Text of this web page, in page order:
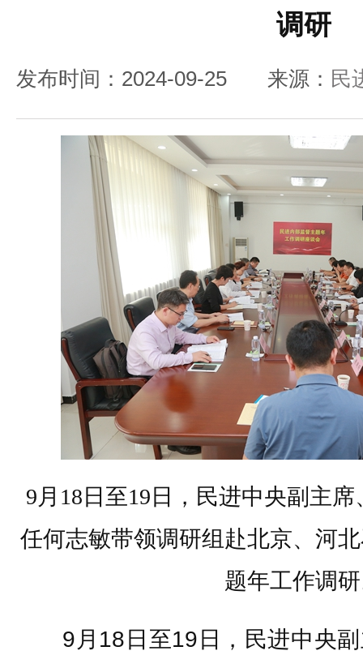
调研
发布时间：2024-09-25 来源： 民
9月18日至19日，民进中央副主
任何志敏带领调研组赴北京、河
题年工作调
9月18日至19日，民进中央副